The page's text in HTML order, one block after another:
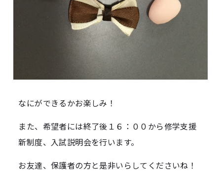
なにができるかお楽しみ！
また、希望者には終了後１６：００から修学支援
新制度、入試説明会を行います。
お友達、保護者の方と是非いらしてくださいね！